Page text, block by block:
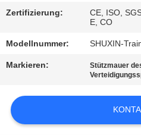
NACHRICHTEN
BITTE UM
EIN
SITEMAP
Zertifizierung:
CE, ISO,
E, CO
Modellnummer: SHUXIN-
Markieren: Stützmauer